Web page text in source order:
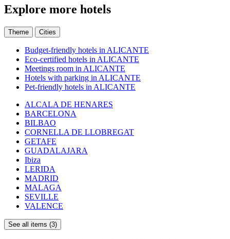
Explore more hotels
Theme Cities
Budget-friendly hotels in ALICANTE
Eco-certified hotels in ALICANTE
Meetings room in ALICANTE
Hotels with parking in ALICANTE
Pet-friendly hotels in ALICANTE
ALCALA DE HENARES
BARCELONA
BILBAO
CORNELLA DE LLOBREGAT
GETAFE
GUADALAJARA
Ibiza
LERIDA
MADRID
MALAGA
SEVILLE
VALENCE
See all items (3)